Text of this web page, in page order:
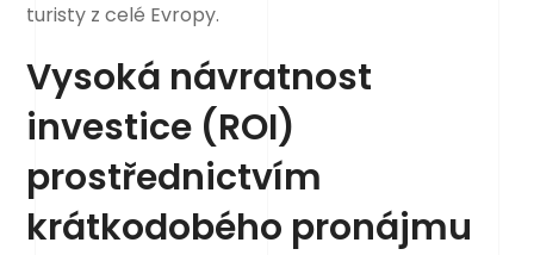
turisty z celé Evropy.
Vysoká návratnost
investice (ROI)
prostřednictvím
krátkodobého pronájmu